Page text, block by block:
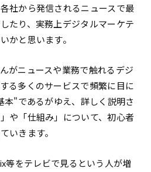
社から発信されるニュースで最
たり、実務上デジタルマーケテ
かと思います。
がニュースや業務で触れるデジ
る多くのサービスで頻繁に目に
本"であるがゆえ、詳しく説明さ
や「仕組み」について、初心者
いきます。
をテレビで見るという人が増